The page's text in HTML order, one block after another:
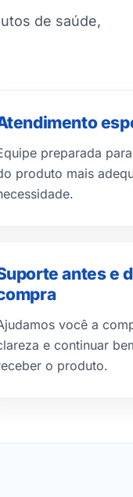
de saúde,
preparada
produto mais
antes e
você a
e continuar
o produto.